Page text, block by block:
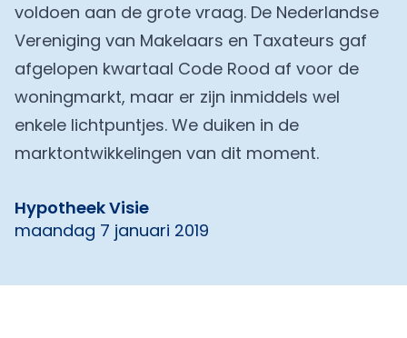
voldoen aan de grote vraag. De Nederlandse
Vereniging van Makelaars en Taxateurs gaf
afgelopen kwartaal Code Rood af voor de
woningmarkt, maar er zijn inmiddels wel
enkele lichtpuntjes. We duiken in de
marktontwikkelingen van dit moment.
Hypotheek Visie
maandag 7 januari 2019